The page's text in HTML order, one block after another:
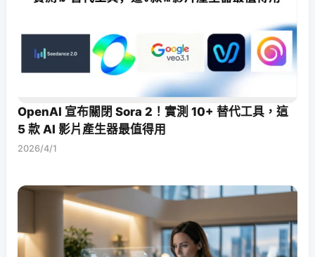
OpenAI 宣布關閉 Sora 2！實測 10+ 替代工具，這
5 款 AI 影片產生器最值得用
2026/4/1